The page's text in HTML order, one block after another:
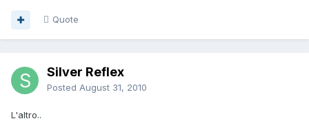
Quote
Silver Reflex
Posted August 31, 2010
L'altro..